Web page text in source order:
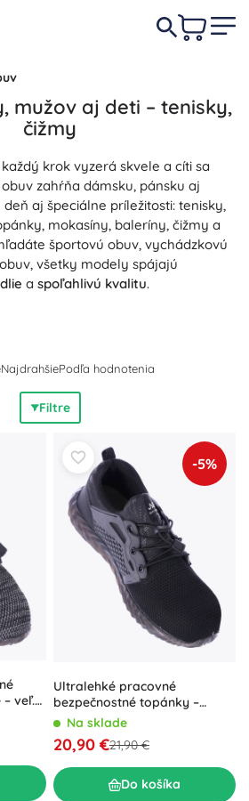
mužov aj deti – tenisky,
čižmy
krok vyzerá skvele a cíti sa
zahŕňa dámsku, pánsku aj
aj špeciálne príležitosti: tenisky,
mokasíny, baleríny, čižmy a
športovú obuv, vychádzkovú
všetky modely spájajú
a spoľahlivú kvalitu.
pravá koža, nubuk a semiš pre
a textílie pre
päta aj protišmyková podošva
došľapamaximálny komfort
teplá podšívka na zimu ani
individuálnu podporu klenby. Rôzne
úzke aj široké chodidlá, rovnako
alebo zapínanie na suchý zips.
platformy aj opätky, neutrálne farby
na jar, leto, jeseň aj zimu, od
premysleným detailom,
podošvám získatedlhodobé
vzhľad
NajdrahšiePodľa hodnotenia
Filtre
veľ.
-5%
Ultralehké pracovné
bezpečnostné topánky –
čierna
Na sklade
20,90 €21,90 €
Do košíka